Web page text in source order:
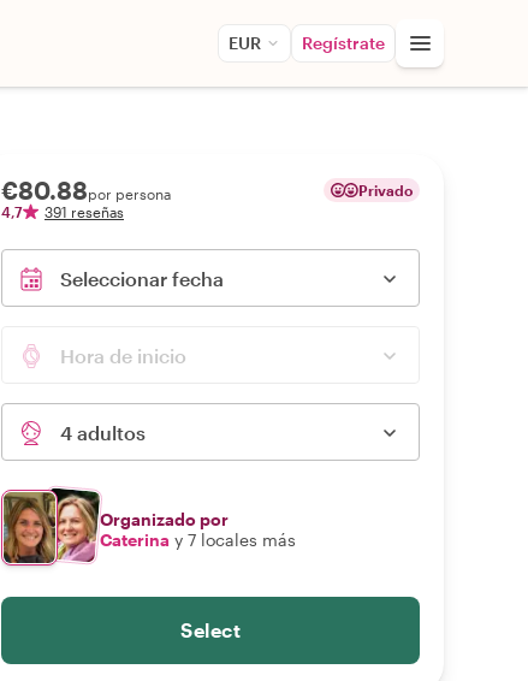
EUR Regístrate
€80.88por persona
4,7
391 reseñas
Privado
Seleccionar fecha
Hora de inicio
4 adultos
Organizado por
Caterina y 7 locales más
Select